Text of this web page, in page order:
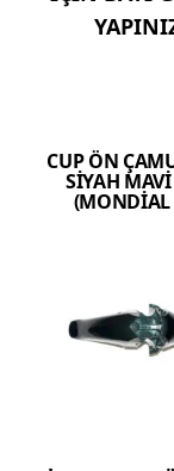
CUP ÖN
SİYAH
(MONDİAL